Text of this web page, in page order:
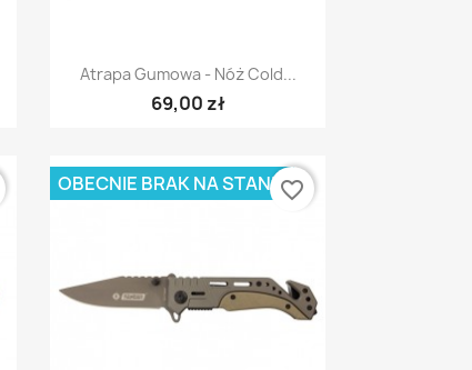
Szybki podgląd
Atrapa Gumowa - Nóż Cold...
69,00 zł
OBECNIE BRAK NA STANIEfavorite_border